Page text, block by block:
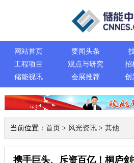
网站首页 要闻头条
工程项目
观点与研究 招
储能视讯
会展推荐 创
当前位置： 首页> 风光资讯> 其他
携手巨头、斥资百亿！桐庐